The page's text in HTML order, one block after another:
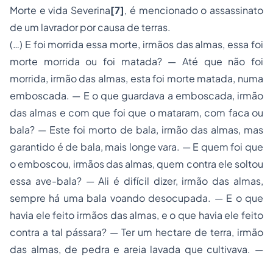
Morte e vida Severina[7], é mencionado o assassinato
de um lavrador por causa de terras.
(…) E foi morrida essa morte, irmãos das almas, essa foi
morte morrida ou foi matada? — Até que não foi
morrida, irmão das almas, esta foi morte matada, numa
emboscada. — E o que guardava a emboscada, irmão
das almas e com que foi que o mataram, com faca ou
bala? — Este foi morto de bala, irmão das almas, mas
garantido é de bala, mais longe vara. — E quem foi que
o emboscou, irmãos das almas, quem contra ele soltou
essa ave-bala? — Ali é difícil dizer, irmão das almas,
sempre há uma bala voando desocupada. — E o que
havia ele feito irmãos das almas, e o que havia ele feito
contra a tal pássara? — Ter um hectare de terra, irmão
das almas, de pedra e areia lavada que cultivava. —